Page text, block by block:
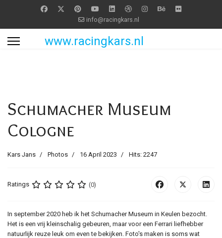
info@racingkars.nl
www.racingkars.nl
Schumacher Museum
Cologne
Kars Jans Photos 16 April 2023 Hits: 2247
Ratings (0)
In september 2020 heb ik het Schumacher Museum in Keulen bezocht.
Het is een vrij kleinschalig gebeuren, maar voor een Ferrari liefhebber
natuurlijk reuze leuk om even te bekijken. Foto's maken is soms wat